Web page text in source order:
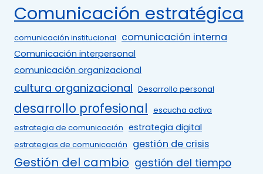
Comunicación estratégica
comunicación institucional comunicación interna
Comunicación interpersonal
comunicación organizacional
cultura organizacional Desarrollo personal
desarrollo profesional escucha activa
estrategia de comunicación estrategia digital
estrategias de comunicación gestión de crisis
Gestión del cambio gestión del tiempo